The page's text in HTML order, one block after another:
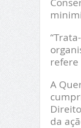
refere
A
da